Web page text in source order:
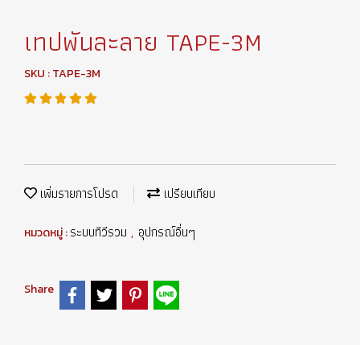
เทปพันละลาย TAPE-3M
SKU : TAPE-3M
เพิ่มรายการโปรด เปรียบเทียบ
หมวดหมู่ :ระบบทีวีรวม , อุปกรณ์อื่นๆ
Share